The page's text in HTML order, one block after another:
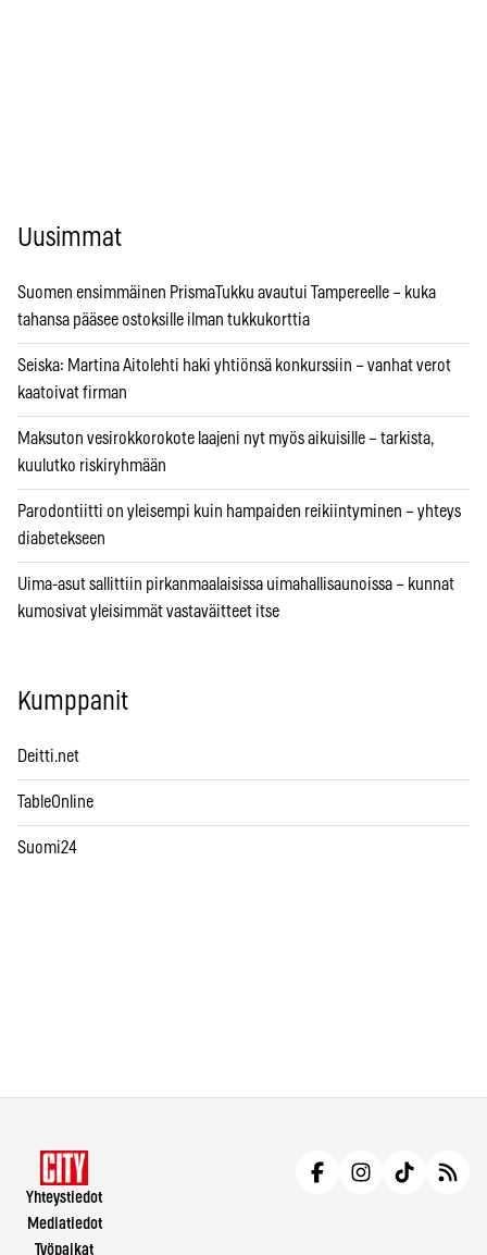
Uusimmat
Suomen ensimmäinen PrismaTukku avautui Tampereelle – kuka
tahansa pääsee ostoksille ilman tukkukorttia
Seiska: Martina Aitolehti haki yhtiönsä konkurssiin – vanhat verot
kaatoivat firman
Maksuton vesirokkorokote laajeni nyt myös aikuisille – tarkista,
kuulutko riskiryhmään
Parodontiitti on yleisempi kuin hampaiden reikiintyminen – yhteys
diabetekseen
Uima-asut sallittiin pirkanmaalaisissa uimahallisaunoissa – kunnat
kumosivat yleisimmät vastaväitteet itse
Kumppanit
Deitti.net
TableOnline
Suomi24
Yhteystiedot
Mediatiedot
Työpaikat